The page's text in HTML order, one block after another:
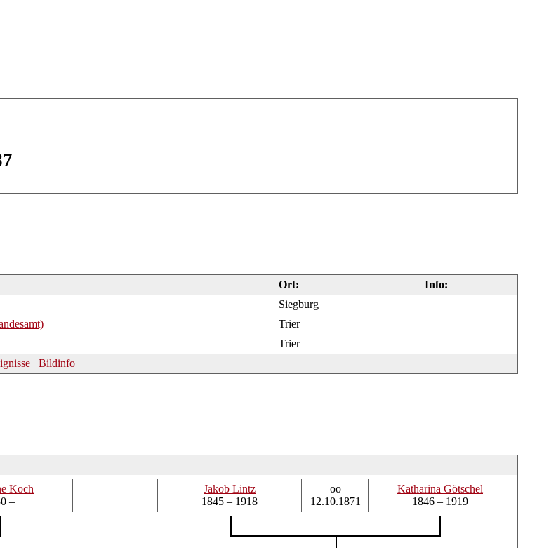
Ort:
Info:
Siegburg
Trier
Trier
Bildinfo
Koch
–
Jakob Lintz
1845 – 1918
oo
12.10.1871
Katharina Götschel
1846 – 1919